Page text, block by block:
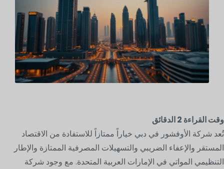
وقت القراءة 2الدقائق
تُعد شركة الأوفشور في دبي خياراً ممتازاً للاستفادة من الاقتصاد
المستقر والإعفاء الضريبي والتسهيلات المصرفية الممتازة والإطار
التنظيمي المواتي في الإمارات العربية المتحدة. مع وجود شركة